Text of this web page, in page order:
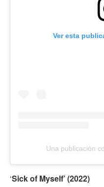
Ver esta
Una publicación
‘Sick of Myself’ (2022)